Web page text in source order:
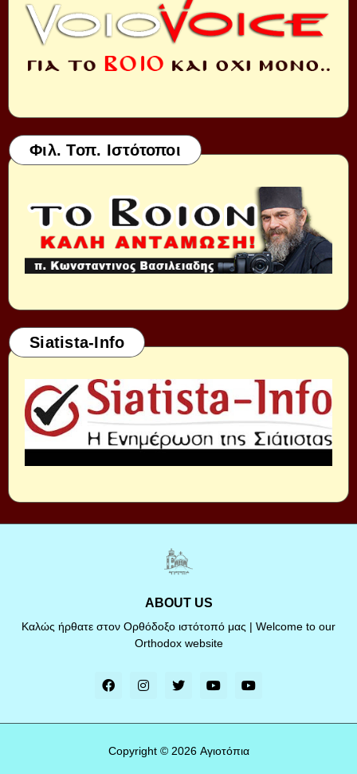
Φιλ. Τοπ. Ιστότοποι
Siatista-Info
ABOUT US
Καλώς ήρθατε στον Ορθόδοξο ιστότοπό μας | Welcome to our
Orthodox website
Copyright © 2026 Αγιοτόπια